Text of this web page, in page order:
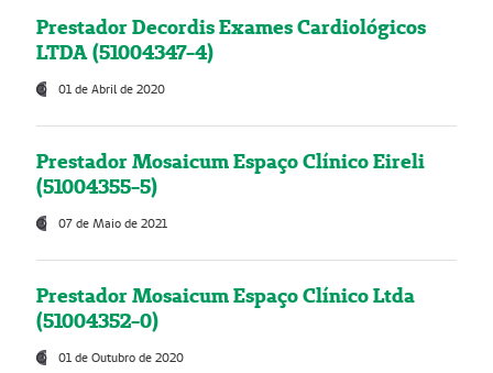
Prestador Decordis Exames Cardiológicos
LTDA (51004347-4)
01 de Abril de 2020
Prestador Mosaicum Espaço Clínico Eireli
(51004355-5)
07 de Maio de 2021
Prestador Mosaicum Espaço Clínico Ltda
(51004352-0)
01 de Outubro de 2020